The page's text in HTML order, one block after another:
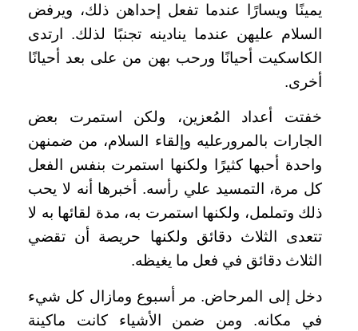
يمينًا ويسارًا عندما تفعل إحداهن ذلك، ويرفض
السلام عليهن عندما ينادينه تجنبًا لذلك. ارتدى
الكاسكيت أحيانًا ورحب بهن من على بعد أحيانًا
أخرى.
خفتت أعداد المُعزين، ولكن استمرت بعض
الجارات بالمرورعليه وإلقاء السلام، من ضمنهن
واحدة أحبها كثيرًا ولكنها استمرت بنفس الفعل
كل مرة، التمسيد علي رأسه. أخبرها أنه لا يحب
ذلك وتململ، ولكنها استمرت به، مدة لقائها به لا
تتعدى الثلاث دقائق ولكنها حريصة أن تقضي
الثلاث دقائق في فعل ما يغيظه.
دخل إلى المرحاض. مر أسبوع ومازال كل شيء
في مكانه. ومن ضمن الأشياء كانت ماكينة